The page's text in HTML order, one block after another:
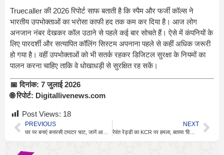
Truecaller की 2026 रिपोर्ट साफ बताती है कि स्पैम और फर्जी कॉल्स ने
भारतीय उपभोक्ताओं का भरोसा काफी हद तक कम कर दिया है। आज लोग
अनजान नंबर देखकर कॉल उठाने से पहले कई बार सोचते हैं। ऐसे में कंपनियों के
लिए पारदर्शी और सत्यापित कॉलिंग सिस्टम अपनाना पहले से कहीं अधिक जरूरी
हो गया है। वहीं उपभोक्ताओं को भी सतर्क रहकर डिजिटल सुरक्षा के नियमों का
पालन करना चाहिए ताकि वे धोखाधड़ी से सुरक्षित रह सकें।
📅 दिनांक: 7 जुलाई 2026
🌐 रिपोर्ट: Digitallivenews.com
Post Views: 18
PREVIOUS NEXT
रेवंत रेड्डी का KCR पर हमला, बताया ‘वित्तीय आतंकवादी’